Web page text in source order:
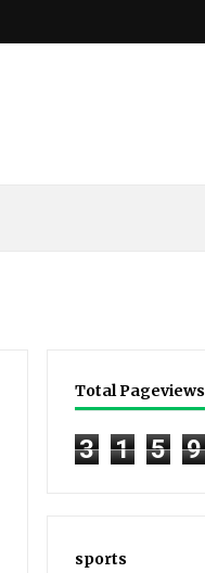
Total Pageviews
3 1 5 9
sports